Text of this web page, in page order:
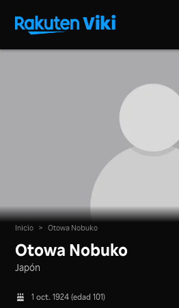
Inicio > Otowa Nobuko
Otowa Nobuko
Japón
1 oct. 1924 (edad 101)